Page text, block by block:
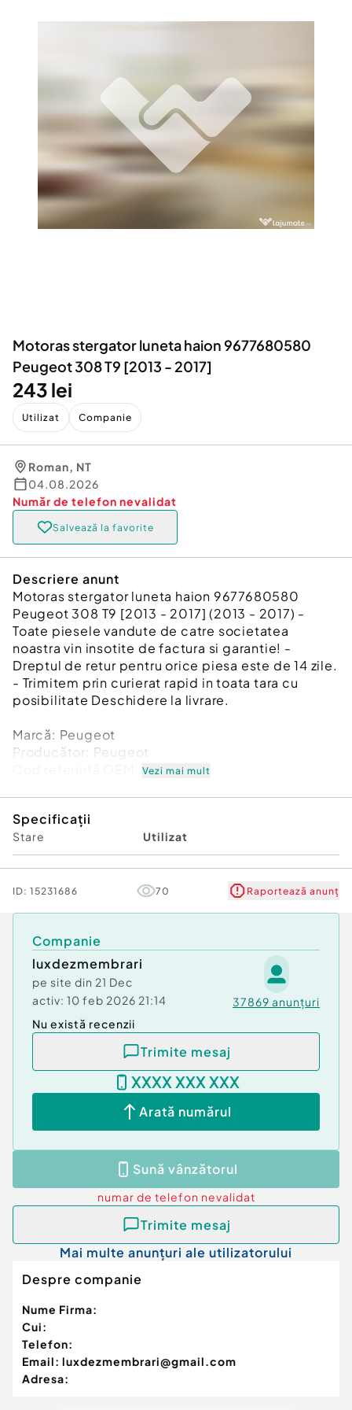
Servicii
Inchiriere Bunuri si Vehicule
Motoras stergator luneta haion 9677680580
Peugeot 308 T9 [2013 - 2017]
243 lei
Utilizat Companie
Roman, NT
04.08.2026
Număr de telefon nevalidat
Salvează la favorite
Descriere anunt
Motoras stergator luneta haion 9677680580
Peugeot 308 T9 [2013 - 2017] (2013 - 2017) -
Toate piesele vandute de catre societatea
noastra vin insotite de factura si garantie! -
Dreptul de retur pentru orice piesa este de 14 zile.
- Trimitem prin curierat rapid in toata tara cu
posibilitate Deschidere la livrare.
Marcă: Peugeot
Producător: Peugeot
Cod referinţă OEM: 48938869
Garanție
Vezi mai mult
Specificații
Stare Utilizat
ID: 15231686 70 Raportează anunț
Companie
luxdezmembrari
pe site din 21 Dec
activ: 10 feb 2026 21:14 37869 anunțuri
Nu există recenzii
Trimite mesaj
XXXX XXX XXX
Arată numărul
Sună vânzătorul
numar de telefon nevalidat
Trimite mesaj
Mai multe anunțuri ale utilizatorului
Despre companie
Nume Firma:
Cui:
Telefon:
Email: luxdezmembrari@gmail.com
Adresa: